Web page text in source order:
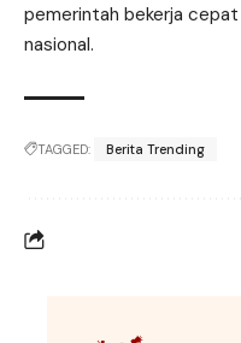
pemerintah bekerja
nasional.
TAGGED: Berita Trending